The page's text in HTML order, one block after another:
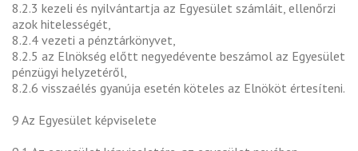
8.2.3 kezeli és nyilvántartja az Egyesület számláit, ellenőrzi
azok hitelességét,
8.2.4 vezeti a pénztárkönyvet,
8.2.5 az Elnökség előtt negyedévente beszámol az Egyesület
pénzügyi helyzetéről,
8.2.6 visszaélés gyanúja esetén köteles az Elnököt értesíteni.
9 Az Egyesület képviselete